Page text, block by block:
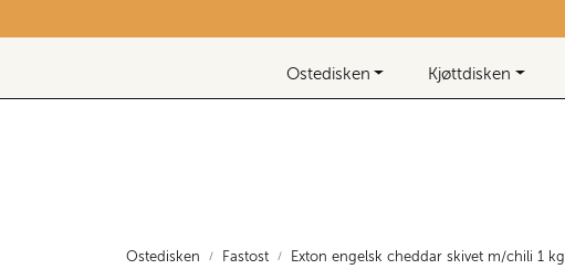
Ostedisken Kjøttdisken
Ostedisken Fastost Exton engelsk cheddar skivet m/chili 1 kg